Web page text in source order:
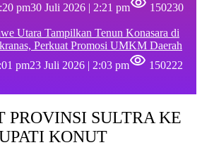
pm30 Juli 2026 | 2:21 pm
150230
Utara Tampilkan Tenun Konasara di
Perkuat Promosi UMKM Daerah
pm23 Juli 2026 | 2:03 pm 150222
PROVINSI SULTRA KE
KONUT